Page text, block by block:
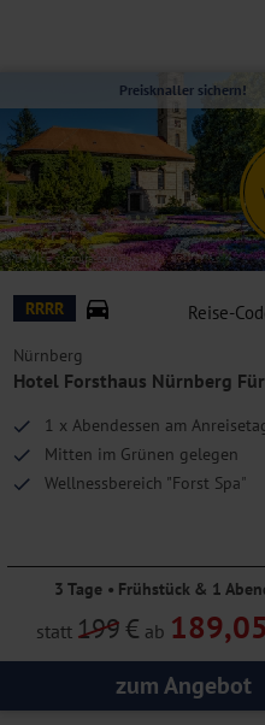
über eine ebenerdige
© DeVIce - fotolia.com
Preisknaller sichern!
RRRR Reise-
Nürnberg
Hotel Forsthaus Nürnberg
1 x Abendessen am
Mitten im Grünen gelegen
Wellnessbereich "Forst Spa"
3 Tage • Frühstück & 1
statt 199€ ab
zum Angebot